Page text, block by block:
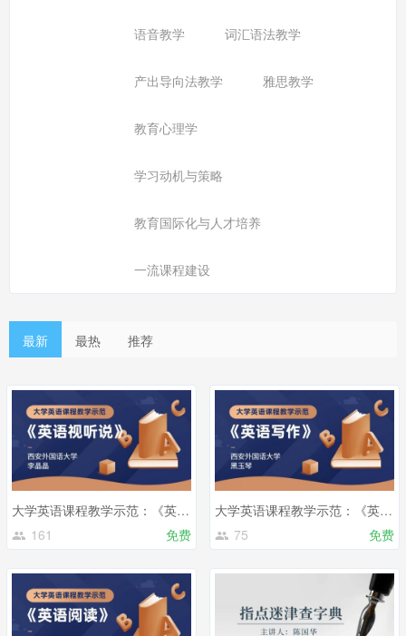
语音教学 词汇语法教学
产出导向法教学 雅思教学
教育心理学
学习动机与策略
教育国际化与人才培养
一流课程建设
最新 最热 推荐
大学英语课程教学示范：《英语视听说》
161
免费
大学英语课程教学示范：《英语写作》
75
免费